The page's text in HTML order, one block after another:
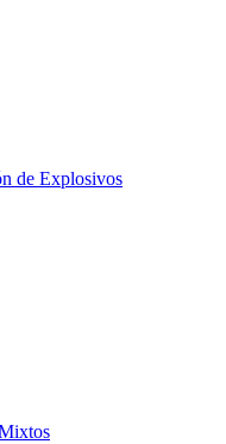
de Explosivos